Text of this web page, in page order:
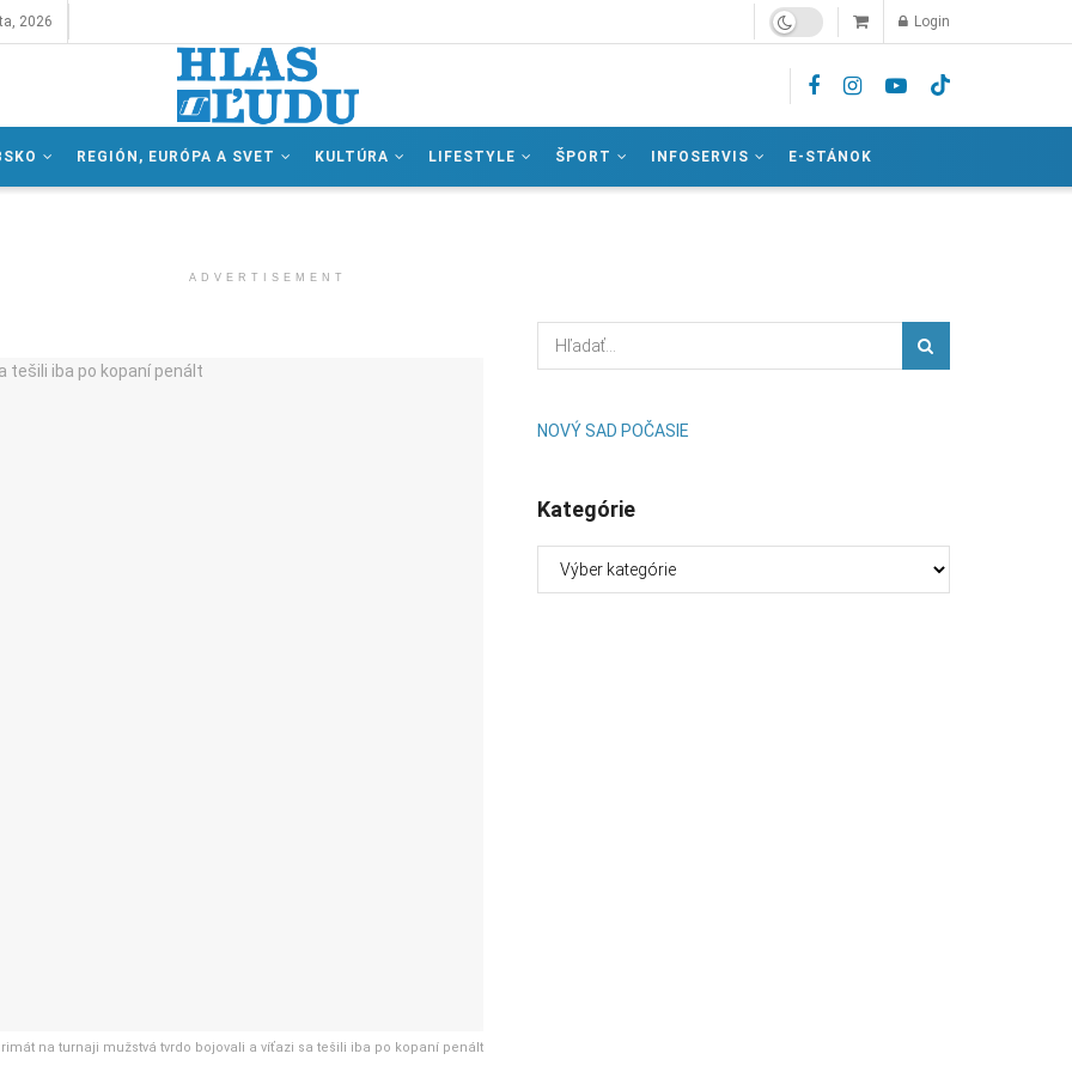
2026 Login
REGIÓN, EURÓPA A SVET KULTÚRA LIFESTYLE ŠPORT INFOSERVIS E-STÁNOK
ADVERTISEMENT
na turnaji mužstvá tvrdo bojovali a víťazi sa tešili iba po kopaní penált
NOVÝ SAD POČASIE
Kategórie